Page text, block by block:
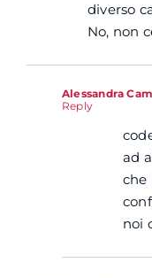
diverso
No, non
Alessandra
Reply
ad
che
noi